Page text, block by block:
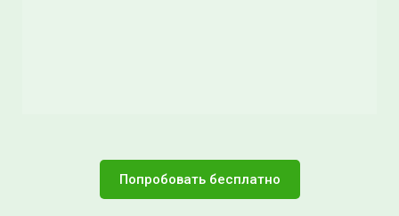
Попробовать бесплатно